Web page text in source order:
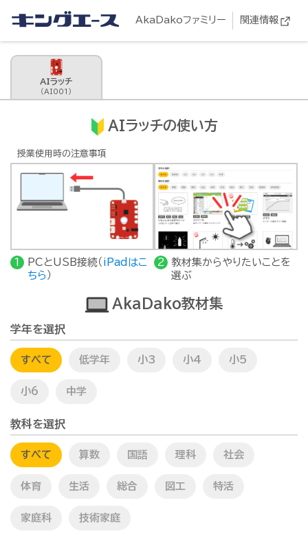
AkaDakoファミリー 関連情報
AIラッチ
（AI001）
AIラッチの使い方
授業使用時の注意事項
PCとUSB接続（ iPadはこ
ちら ）
教材集からやりたいことを
選ぶ
AkaDako教材集
学年を選択
すべて 低学年 小3 小4 小5
小6 中学
教科を選択
すべて 算数 国語 理科 社会
体育 生活 総合 図工 特活
家庭科 技術家庭